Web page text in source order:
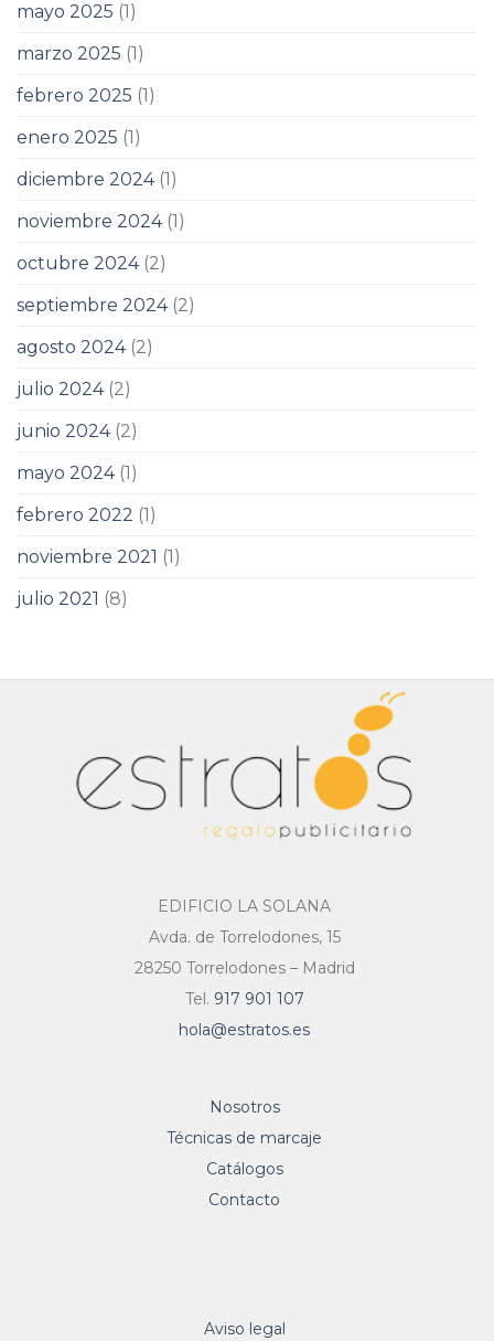
mayo 2025 (1)
marzo 2025 (1)
febrero 2025 (1)
enero 2025 (1)
diciembre 2024(1)
noviembre 2024(1)
octubre 2024(2)
septiembre 2024(2)
agosto 2024(2)
julio 2024(2)
junio 2024(2)
mayo 2024(1)
febrero 2022 (1)
noviembre 2021 (1)
julio 2021 (8)
EDIFICIO LA SOLANA
Avda. de Torrelodones, 15
28250 Torrelodones – Madrid
Tel. 917 901 107
hola@estratos.es
Nosotros
Técnicas de marcaje
Catálogos
Contacto
Aviso legal